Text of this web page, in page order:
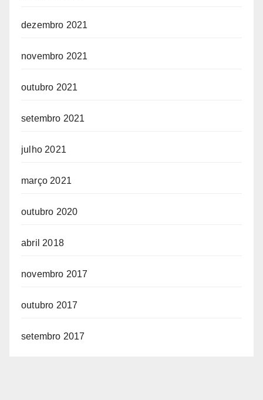
dezembro 2021
novembro 2021
outubro 2021
setembro 2021
julho 2021
março 2021
outubro 2020
abril 2018
novembro 2017
outubro 2017
setembro 2017